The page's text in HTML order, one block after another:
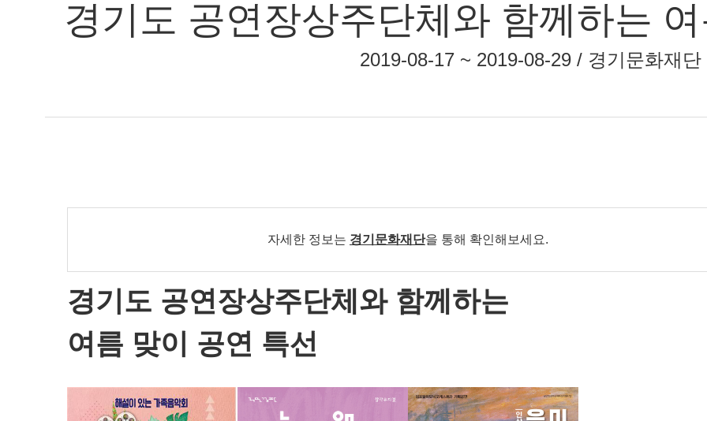
경기도 공연장상주단체와 함께하는
2019-08-17 ~ 2019-08-29 / 경기문화재단
자세한 정보는 경기문화재단을 통해 확인해보세요.
경기도 공연장상주단체와 함께하는
여름 맞이 공연 특선